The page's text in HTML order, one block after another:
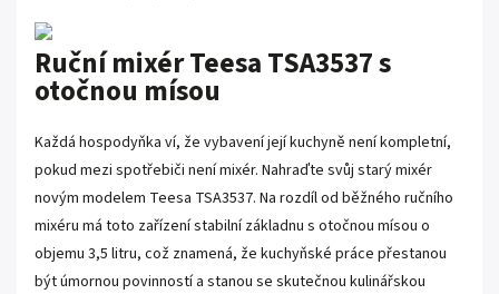
Ruční mixér Teesa TSA3537 s
otočnou mísou
Každá hospodyňka ví, že vybavení její kuchyně není kompletní,
pokud mezi spotřebiči není mixér. Nahraďte svůj starý mixér
novým modelem Teesa TSA3537. Na rozdíl od běžného ručního
mixéru má toto zařízení stabilní základnu s otočnou mísou o
objemu 3,5 litru, což znamená, že kuchyňské práce přestanou
být úmornou povinností a stanou se skutečnou kulinářskou